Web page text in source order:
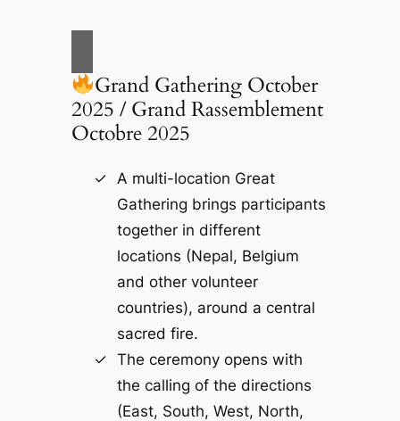
Grand Gathering October
2025 / Grand Rassemblement
Octobre 2025
A multi-location Great
Gathering brings participants
together in different
locations (Nepal, Belgium
and other volunteer
countries), around a central
sacred fire.
The ceremony opens with
the calling of the directions
(East, South, West, North,